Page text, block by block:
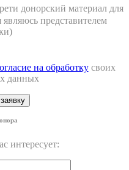
донорский материал для
представителем
на обработкусвоих
данных
интересует: